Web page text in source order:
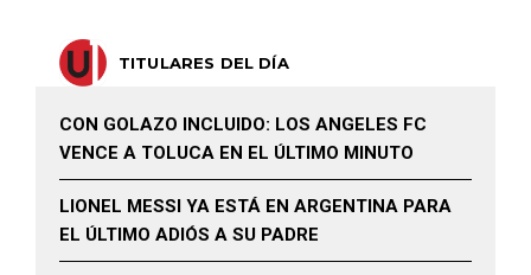
TITULARES DEL DÍA
CON GOLAZO INCLUIDO: LOS ANGELES FC
VENCE A TOLUCA EN EL ÚLTIMO MINUTO
LIONEL MESSI YA ESTÁ EN ARGENTINA PARA
EL ÚLTIMO ADIÓS A SU PADRE